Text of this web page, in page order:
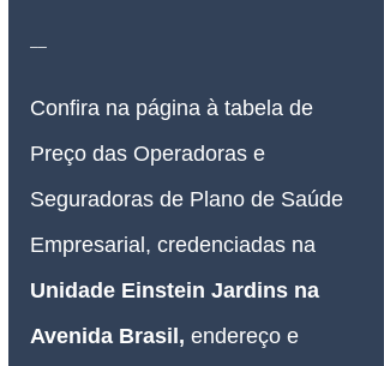
__
Confira na página à tabela de
Preço das Operadoras e
Seguradoras de Plano de Saúde
Empresarial , credenciadas na
Unidade Einstein Jardins na
Avenida Brasil , endereço e